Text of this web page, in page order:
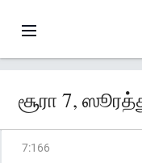
சூரா 7,
7:166